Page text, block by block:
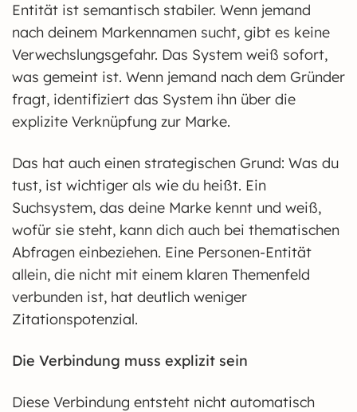
Entität ist semantisch stabiler. Wenn jemand
nach deinem Markennamen sucht, gibt es keine
Verwechslungsgefahr. Das System weiß sofort,
was gemeint ist. Wenn jemand nach dem Gründer
fragt, identifiziert das System ihn über die
explizite Verknüpfung zur Marke.
Das hat auch einen strategischen Grund: Was du
tust, ist wichtiger als wie du heißt. Ein
Suchsystem, das deine Marke kennt und weiß,
wofür sie steht, kann dich auch bei thematischen
Abfragen einbeziehen. Eine Personen-Entität
allein, die nicht mit einem klaren Themenfeld
verbunden ist, hat deutlich weniger
Zitationspotenzial.
Die Verbindung muss explizit sein
Diese Verbindung entsteht nicht automatisch